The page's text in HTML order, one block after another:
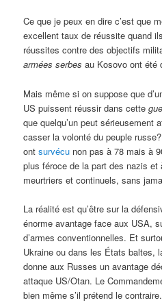
Ce que je peux en dire c’est que
excellent taux de réussite quand
réussites contre des objectifs
armées serbes au Kosovo ont
Mais même si on suppose que
US puissent réussir dans cette
que quelqu’un peut sérieusement
casser la volonté du peuple
ontsurvécu non pas à 78 mais à
plus féroce de la part des nazis et
meurtriers et continuels, sans
La réalité est qu’être sur la
énorme avantage face aux USA,
d’armes conventionnelles. Et
Ukraine ou dans les États baltes,
donne aux Russes un avantage
attaque US/Otan. Le
bien même s’il prétend le contraire.